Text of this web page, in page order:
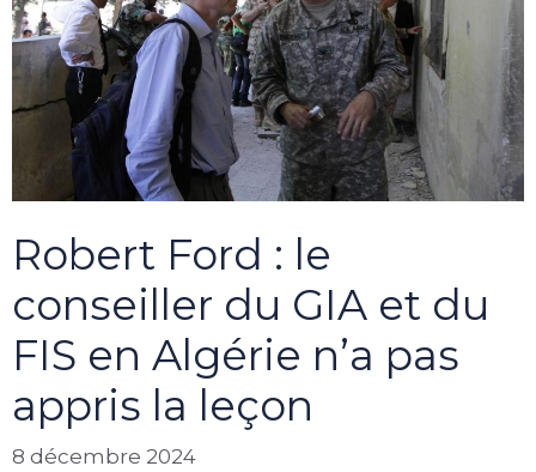
Robert Ford : le
conseiller du GIA et du
FIS en Algérie n’a pas
appris la leçon
8 décembre 2024